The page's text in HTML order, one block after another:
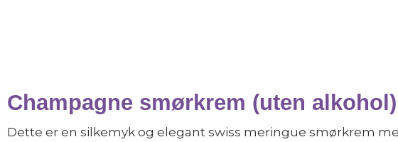
Champagne smørkrem (uten alkohol)
Dette er en silkemyk og elegant swiss meringue smørkrem